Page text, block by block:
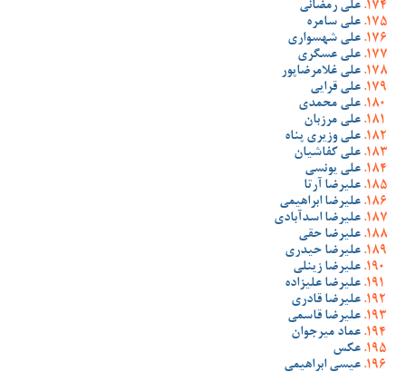
علی رمضانی
علی سامره
علی شهسواری
علی عسگری
علی غلامرضاپور
علی قرایی
علی محمدی
علی مرزبان
علی وزیری پناه
علی کفاشیان
علی یونسی
علیرضا آرتا
علیرضا ابراهیمی
علیرضا اسدآبادی
علیرضا حقی
علیرضا حیدری
علیرضا زینلی
علیرضا علیزاده
علیرضا قادری
علیرضا قاسمی
عماد میرجوان
عکس
عیسی ابراهیمی